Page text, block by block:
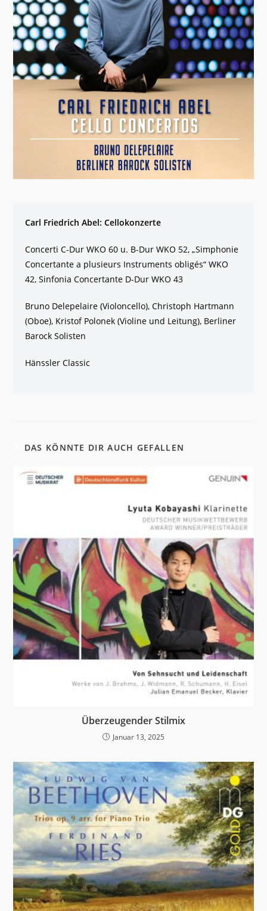
Carl Friedrich Abel: Cellokonzerte
Concerti C-Dur WKO 60 u. B-Dur WKO 52, „Simphonie
Concertante a plusieurs Instruments obligés“ WKO
42, Sinfonia Concertante D-Dur WKO 43
Bruno Delepelaire (Violoncello), Christoph Hartmann
(Oboe), Kristof Polonek (Violine und Leitung), Berliner
Barock Solisten
Hänssler Classic
DAS KÖNNTE DIR AUCH GEFALLEN
Überzeugender Stilmix
Januar 13, 2025